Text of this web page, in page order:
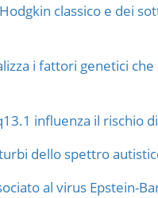
classico e dei
i fattori genetici
influenza il rischio
dello spettro
al virus Epstein-